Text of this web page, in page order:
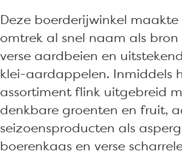
j
w
i
n
k
e
l
A
r
i
j
w
i
n
k
e
e
r
i
j
w
i
n
k
e
r
i
j
w
i
n
k
Deze boerderijwinkel
omtrek al snel naam als bron
verse aardbeien en
klei-aardappelen. Inmiddels
assortiment flink uitgebreid
denkbare groenten en fruit,
seizoensproducten als
boerenkaas en verse